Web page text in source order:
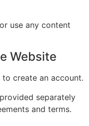
use any content
Website
create an account.
separately
and terms.